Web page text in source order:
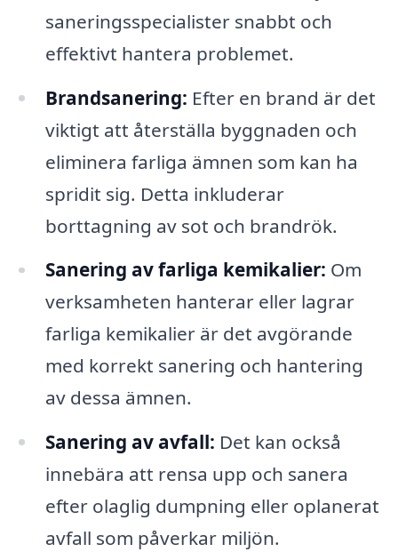
saneringsspecialister snabbt och
effektivt hantera problemet.
Brandsanering: Efter en brand är det
viktigt att återställa byggnaden och
eliminera farliga ämnen som kan ha
spridit sig. Detta inkluderar
borttagning av sot och brandrök.
Sanering av farliga kemikalier: Om
verksamheten hanterar eller lagrar
farliga kemikalier är det avgörande
med korrekt sanering och hantering
av dessa ämnen.
Sanering av avfall: Det kan också
innebära att rensa upp och sanera
efter olaglig dumpning eller oplanerat
avfall som påverkar miljön.